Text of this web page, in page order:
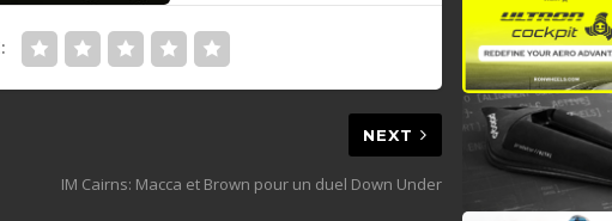
NEXT
IM Cairns: Macca et Brown pour un duel Down Under